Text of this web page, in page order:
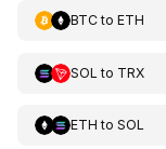
BTCto ETH
SOL to TRX
ETH to SOL